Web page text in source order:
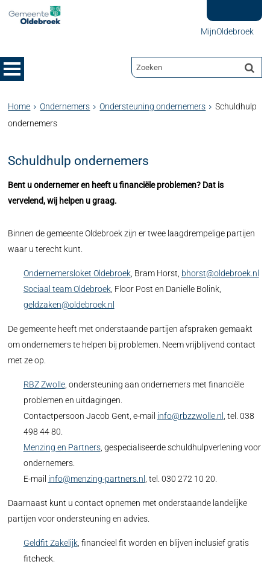
MijnOldebroek
Home Ondernemers Ondersteuning ondernemers
Schuldhulp
ondernemers
Schuldhulp ondernemers
Bent u ondernemer en heeft u financiële problemen? Dat is
vervelend, wij helpen u graag.
Binnen de gemeente Oldebroek zijn er twee laagdrempelige partijen
waar u terecht kunt.
Ondernemersloket Oldebroek, Bram Horst, bhorst@oldebroek.nl
Sociaal team Oldebroek, Floor Post en Danielle Bolink,
geldzaken@oldebroek.nl
De gemeente heeft met onderstaande partijen afspraken gemaakt
om ondernemers te helpen bij problemen. Neem vrijblijvend contact
met ze op.
RBZ Zwolle, ondersteuning aan ondernemers met financiële
problemen en uitdagingen.
Contactpersoon Jacob Gent, e-mail info@rbzzwolle.nl
, tel. 038
498 44 80.
Menzing en Partners, gespecialiseerde schuldhulpverlening voor
ondernemers.
E-mail info@menzing-partners.nl , tel. 030 272 10 20.
Daarnaast kunt u contact opnemen met onderstaande landelijke
partijen voor ondersteuning en advies.
Geldfit Zakelijk, financieel fit worden en blijven inclusief gratis
fitcheck.